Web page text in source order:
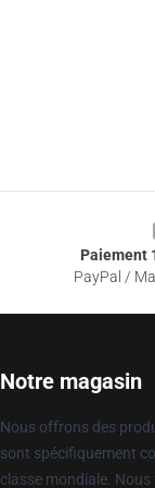
Paiement
PayPal /
Notre magasin
Nous offrons des
sont spécifiquement
classe mondiale.